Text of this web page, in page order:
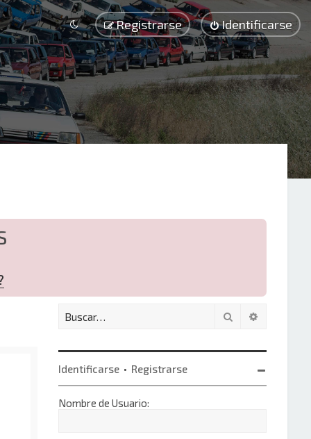
Identificarse
Registrarse
Buscar
Identificarse • Registrarse
Nombre de Usuario: